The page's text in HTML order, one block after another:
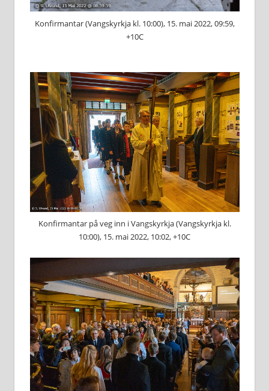
Konfirmantar (Vangskyrkja kl. 10:00), 15. mai 2022, 09:59,
+10C
Konfirmantar på veg inn i Vangskyrkja (Vangskyrkja kl.
10:00), 15. mai 2022, 10:02, +10C